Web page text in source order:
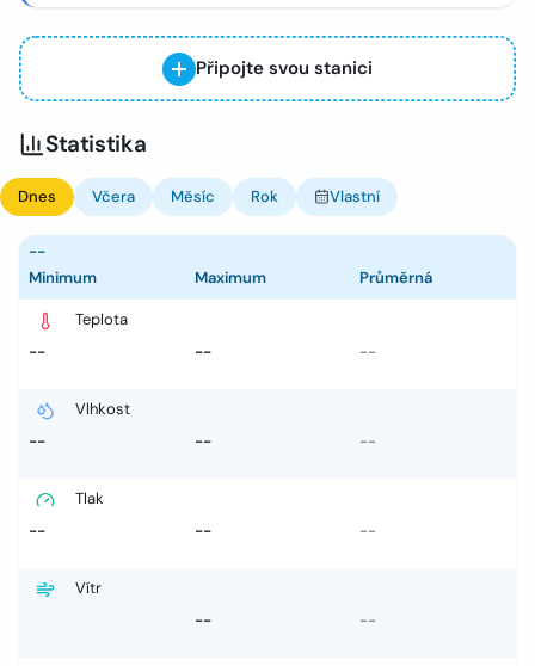
Připojte svou stanici
Statistika
Dnes Včera Měsíc Rok Vlastní
--
Minimum
Maximum Průměrná
Teplota
--
-- --
Vlhkost
--
-- --
Tlak
--
-- --
Vítr
--
--